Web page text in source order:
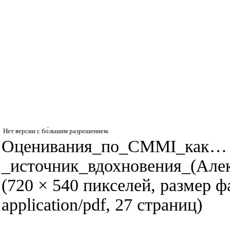
Нет версии с бо́льшим разрешением.
Оценивания_по_CMMI_как…
(720 × 540 пикселей, размер
application/pdf, 27 страниц)